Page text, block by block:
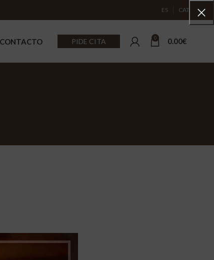
ES CAT
Tratamientos pre y post
CONTACTO PIDE CITA 0 0.00€